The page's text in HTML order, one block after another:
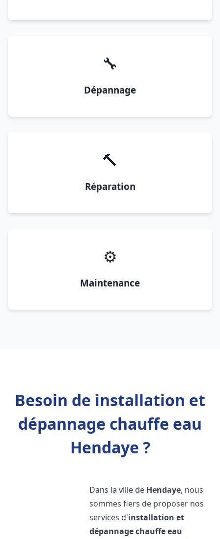
🔧
Dépannage
🔨
Réparation
⚙️
Maintenance
Besoin de installation et
dépannage chauffe eau
Hendaye ?
Dans la ville de Hendaye, nous
sommes fiers de proposer nos
services d'installation et
dépannage chauffe eau